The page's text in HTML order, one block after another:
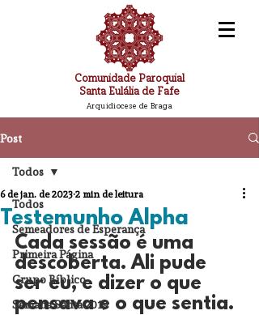
Comunidade Paroquial
Santa Eulália de Fafe
Arquidiocese de Braga
Post
Todos
Semeadores de Esperança
Primeira Página
Grupo Bíblico
Semana Santa 2019
Todos
Testemunho Alpha
6 de jan. de 2023 2 min de leitura
Cada sessão é uma
descoberta. Ali pude
ser eu, e dizer o que
pensava e o que sentia.